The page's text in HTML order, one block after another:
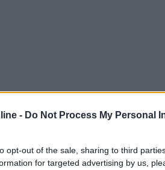
- Do Not Process My Personal
opt-out of the sale, sharing to third
for targeted advertising by us,
Tour dell'Arco Alpino: